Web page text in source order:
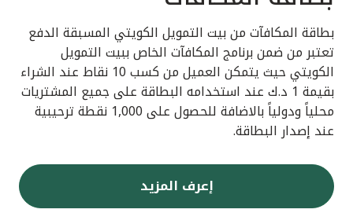
بطاقة المكافآت من بيت التمويل الكويتي المسبقة الدفع
تعتبر من ضمن برنامج المكافآت الخاص ببيت التمويل
الكويتي حيث يتمكن العميل من كسب 10 نقاط عند الشراء
بقيمة 1 د.ك عند استخدامه البطاقة على جميع المشتريات
محلياً ودولياً بالاضافة للحصول على 1,000 نقطة ترحيبية
عند إصدار البطاقة.
إعرف المزيد